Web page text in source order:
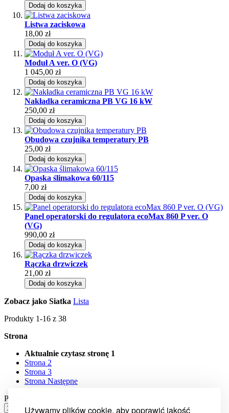
Używamy plików cookie, aby poprawić jakość
Dodaj do koszyka
Listwa zaciskowa
18,00 zł
Dodaj do koszyka
Moduł A ver. O (VG)
1 045,00 zł
Dodaj do koszyka
Nakładka ceramiczna PB VG 16 kW
250,00 zł
Dodaj do koszyka
Obudowa czujnika temperatury PB
25,00 zł
Dodaj do koszyka
Opaska ślimakowa 60/115
7,00 zł
Dodaj do koszyka
Panel operatorski do regulatora ecoMax 860 P ver. O
(VG)
990,00 zł
Dodaj do koszyka
Rączka drzwiczek
21,00 zł
Dodaj do koszyka
Zobacz jako Siatka Lista
Produkty 1-16 z 38
Strona
Aktualnie czytasz stronę 1
Strona 2
Strona 3
Strona Następne
Pokaż